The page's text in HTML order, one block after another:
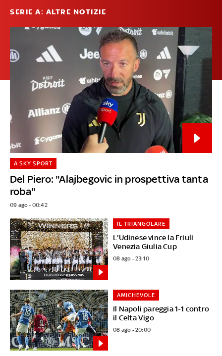
SERIE A: ALTRE NOTIZIE
Del Piero: "Alajbegovic in prospettiva tanta
roba"
A SKY SPORT
09 ago - 00:42
L'Udinese vince la Friuli
Venezia Giulia Cup
IL TRIANGOLARE
08 ago - 23:10
Il Napoli pareggia 1-1 contro
il Celta Vigo
AMICHEVOLE
08 ago - 20:00